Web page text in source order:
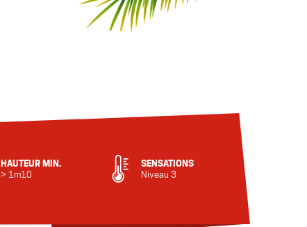
HAUTEUR MIN.
> 1m10
SENSATIONS
Niveau 3